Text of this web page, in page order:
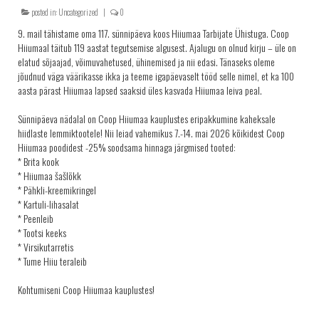
KRINGLID
SAIAD
PEOLAUA TOOTED
LEIVAD
TORDID
KOOGID
SALATID
Šašlõkid
KONTAKT
MÜÜGIKOHAD
posted in:Uncategorized | 0
9. mail tähistame oma 117. sünnipäeva koos Hiiumaa Tarbijate Ühistuga. Coop
Hiiumaal täitub 119 aastat tegutsemise algusest. Ajalugu on olnud kirju – üle on
elatud sõjaajad, võimuvahetused, ühinemised ja nii edasi. Tänaseks oleme
jõudnud väga väärikasse ikka ja teeme igapäevaselt tööd selle nimel, et ka 100
aasta pärast Hiiumaa lapsed saaksid üles kasvada Hiiumaa leiva peal.
Sünnipäeva nädalal on Coop Hiiumaa kauplustes eripakkumine kaheksale
hiidlaste lemmiktootele! Nii leiad vahemikus 7.-14. mai 2026 kõikidest Coop
Hiiumaa poodidest -25% soodsama hinnaga järgmised tooted:
* Brita kook
* Hiiumaa šašlõkk
* Pähkli-kreemikringel
* Kartuli-lihasalat
* Peenleib
* Tootsi keeks
* Virsikutarretis
* Tume Hiiu teraleib
Kohtumiseni Coop Hiiumaa kauplustes!